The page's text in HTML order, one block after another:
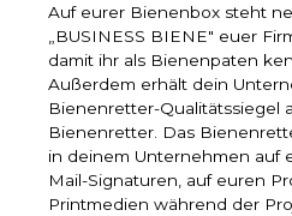
Auf eurer Bienenbox steht
„BUSINESS BIENE" euer
damit ihr als Bienenpaten
Außerdem erhält dein
Bienenretter-Qualitätssiegel
Bienenretter. Das
in deinem Unternehmen auf
Mail-Signaturen, auf euren
Printmedien während der